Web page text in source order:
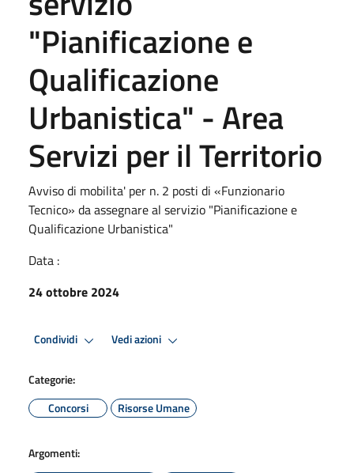
"Pianificazione e
Qualificazione
Urbanistica" - Area
Servizi per il Territorio
Avviso di mobilita' per n. 2 posti di «Funzionario
Tecnico» da assegnare al servizio "Pianificazione e
Qualificazione Urbanistica"
Data :
24 ottobre 2024
Condividi Vedi azioni
Categorie:
Concorsi
Risorse Umane
Argomenti: